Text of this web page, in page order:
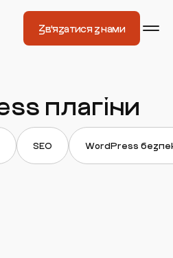
Зв'язатися з нами
плагіни
SEO WordPress